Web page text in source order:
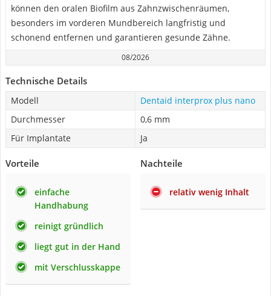
können den oralen Biofilm aus Zahnzwischenräumen,
besonders im vorderen Mundbereich langfristig und
schonend entfernen und garantieren gesunde Zähne.
08/2026
Technische Details
Modell
Dentaid interprox plus nano
Durchmesser
0,6 mm
Für Implantate
Ja
Vorteile
einfache
Handhabung
reinigt gründlich
liegt gut in der Hand
mit Verschlusskappe
Nachteile
relativ wenig Inhalt